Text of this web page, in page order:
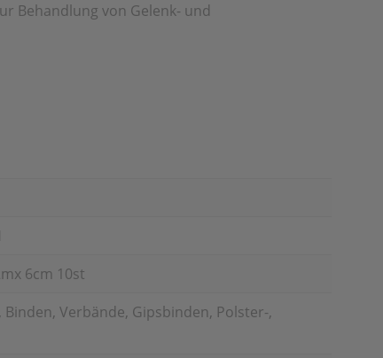
Behandlung von Gelenk- und
6cm 10st
Verbände, Gipsbinden, Polster-,